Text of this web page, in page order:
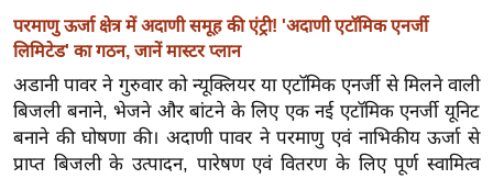
स
म
सा
म
यि
क
परमाणु ऊर्जा क्षेत्र में अदाणी समूह की एंट्री! 'अदाणी एटॉमिक एनर्जी
लिमिटेड' का गठन, जानें मास्टर प्लान
अडानी पावर ने गुरुवार को न्यूक्लियर या एटॉमिक एनर्जी से मिलने वाली
बिजली बनाने, भेजने और बांटने के लिए एक नई एटॉमिक एनर्जी यूनिट
बनाने की घोषणा की। अदाणी पावर ने परमाणु एवं नाभिकीय ऊर्जा से
प्राप्त बिजली के उत्पादन, पारेषण एवं वितरण के लिए पूर्ण स्वामित्व